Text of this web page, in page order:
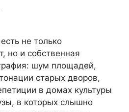
не только
но и собственная
шум площадей,
старых дворов,
в домах культуры
в которых слышно